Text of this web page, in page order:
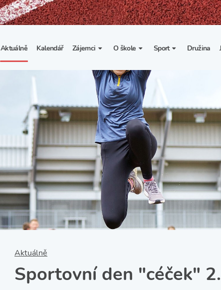
Aktuálně Kalendář Zájemci
1. třída
Sportovní třídy
Nesportovní třídy
O škole
Základní informace
Organizace školního roku
Výuka a učební plán
Zájmové kroužky
Školní poradenské
pracoviště
Školní psycholožka
Školská rada
SRPŠ – Spolek rodičů a
Sport
Spolupráce se
kluby
Školní sportovní klub
Tělesná výchova a
Družina
Aktuálně
Sportovní den "céček"